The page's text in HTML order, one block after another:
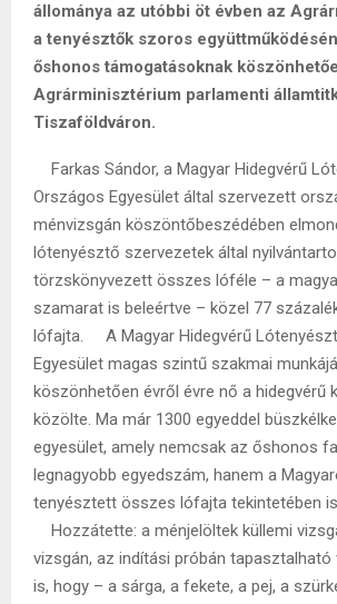
állománya az utóbbi öt évben az
a tenyésztők szoros
őshonos támogatásoknak
Agrárminisztérium parlamenti
Tiszaföldváron.
Farkas Sándor, a Magyar Hidegvérű
Országos Egyesület által szervezett
ménvizsgán köszöntőbeszédében
lótenyésztő szervezetek által
törzskönyvezett összes lóféle – a
szamarat is beleértve – közel 77
lófajta. A Magyar Hidegvérű
Egyesület magas szintű szakmai
köszönhetően évről évre nő a hidegvérű
közölte. Ma már 1300 egyeddel
egyesület, amely nemcsak az őshonos
legnagyobb egyedszám, hanem a
tenyésztett összes lófajta tekintetében
Hozzátette: a ménjelöltek küllemi
vizsgán, az indítási próbán tapasztalható
is, hogy – a sárga, a fekete, a pej, a